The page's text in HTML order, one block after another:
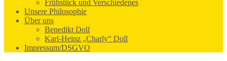
Frühstück und Verschiedenes
Unsere Philosophie
Über uns
Benedikt Doll
Karl-Heinz „Charly“ Doll
Impressum/DSGVO